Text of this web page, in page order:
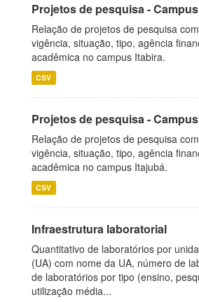
Projetos de pesquisa -
Relação de projetos de pesquisa
vigência, situação, tipo, agência
acadêmica no campus Itabira.
CSV
Projetos de pesquisa -
Relação de projetos de pesquisa
vigência, situação, tipo, agência
acadêmica no campus Itajubá.
CSV
Infraestrutura laboratorial
Quantitativo de laboratórios por
(UA) com nome da UA, número de
de laboratórios por tipo (ensino,
utilização média...